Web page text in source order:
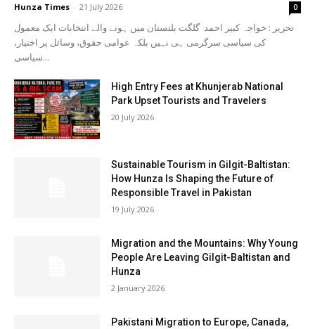
Hunza Times - 21 July 2026 0
تحریر : خواجہ کبیر احمد گلگت بلتستان میں ہونے والے انتخابات ایک معمول
کی سیاسی سرگرمی ہی نہیں بلکہ عوامی حقوق، وسائل پر اختیار،
سیاسی...
High Entry Fees at Khunjerab National
Park Upset Tourists and Travelers
20 July 2026
Sustainable Tourism in Gilgit-Baltistan:
How Hunza Is Shaping the Future of
Responsible Travel in Pakistan
19 July 2026
Migration and the Mountains: Why Young
People Are Leaving Gilgit-Baltistan and
Hunza
2 January 2026
Pakistani Migration to Europe, Canada,